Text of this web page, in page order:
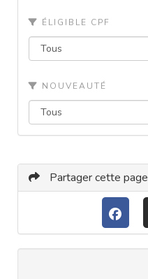
ÉLIGIBLE CPF
NOUVEAUTÉ
Partager cette page